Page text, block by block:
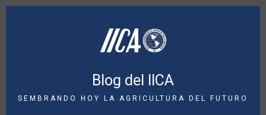
Pasar
Blog del IICA
SEMBRANDO HOY LA AGRICULTURA DEL FUTURO